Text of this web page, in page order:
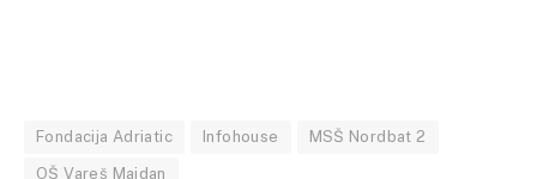
Fondacija Adriatic Infohouse MSŠ Nordbat 2
OŠ Vareš Majdan